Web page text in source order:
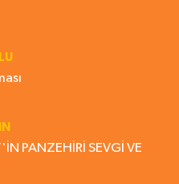
PANZEHİRİ SEVGİ VE